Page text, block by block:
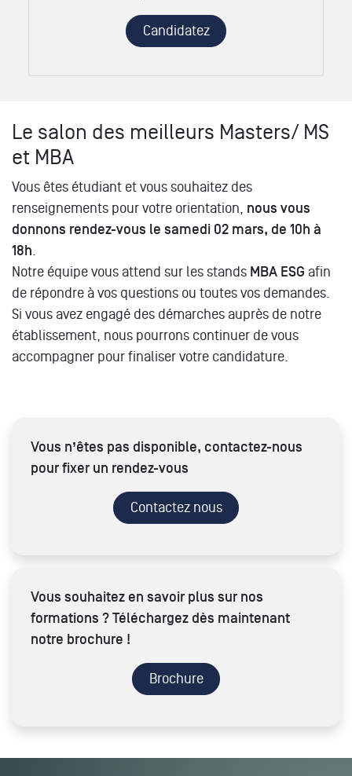
Candidatez
Le salon des meilleurs Masters/ MS
et MBA
Vous êtes étudiant et vous souhaitez des
renseignements pour votre orientation, nous vous
donnons rendez-vous le samedi 02 mars, de 10h à
18h.
Notre équipe vous attend sur les stands MBA ESG afin
de répondre à vos questions ou toutes vos demandes.
Si vous avez engagé des démarches auprès de notre
établissement, nous pourrons continuer de vous
accompagner pour finaliser votre candidature.
Vous n’êtes pas disponible, contactez-nous
pour fixer un rendez-vous
Contactez nous
Vous souhaitez en savoir plus sur nos
formations ? Téléchargez dès maintenant
notre brochure !
Brochure